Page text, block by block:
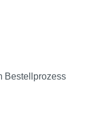
Bestellprozess